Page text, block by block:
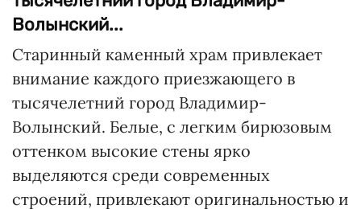
Волынский...
Старинный каменный храм привлекает
внимание каждого приезжающего в
тысячелетний город Владимир-
Волынский. Белые, с легким бирюзовым
оттенком высокие стены ярко
выделяются среди современных
строений, привлекают оригинальностью и